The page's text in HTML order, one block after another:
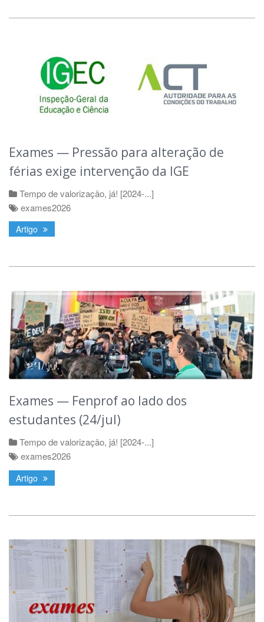
Exames — Pressão para alteração de
férias exige intervenção da IGE
Tempo de valorização, já! [2024-...]
exames2026
Artigo
Exames — Fenprof ao lado dos
estudantes (24/jul)
Tempo de valorização, já! [2024-...]
exames2026
Artigo